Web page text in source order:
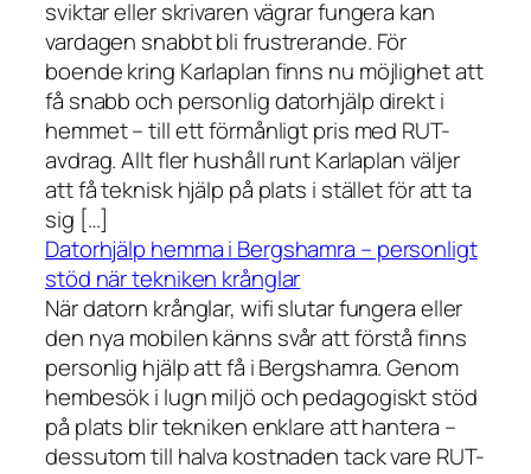
sviktar eller skrivaren vägrar fungera kan
vardagen snabbt bli frustrerande. För
boende kring Karlaplan finns nu möjlighet att
få snabb och personlig datorhjälp direkt i
hemmet – till ett förmånligt pris med RUT-
avdrag. Allt fler hushåll runt Karlaplan väljer
att få teknisk hjälp på plats i stället för att ta
sig […]
Datorhjälp hemma i Bergshamra – personligt
stöd när tekniken krånglar
När datorn krånglar, wifi slutar fungera eller
den nya mobilen känns svår att förstå finns
personlig hjälp att få i Bergshamra. Genom
hembesök i lugn miljö och pedagogiskt stöd
på plats blir tekniken enklare att hantera –
dessutom till halva kostnaden tack vare RUT-